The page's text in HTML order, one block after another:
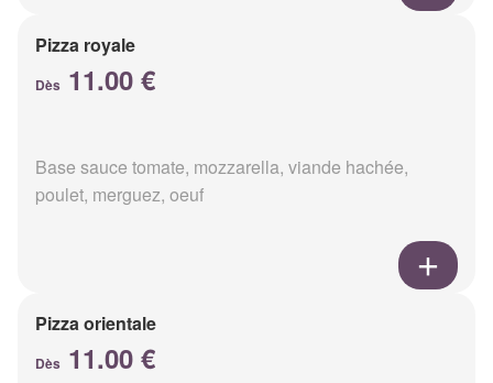
Pizza royale
Dès 11.00 €
Base sauce tomate, mozzarella, viande hachée,
poulet, merguez, oeuf
Pizza orientale
Dès 11.00 €